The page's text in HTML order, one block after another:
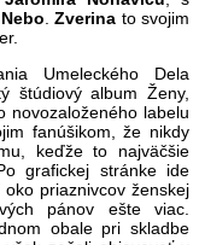
Nebo Zverina to svojim
Umeleckého Dela
štúdiový album Ženy,
novozaloženého labelu
fanúšikom, že nikdy
keďže to najväčšie
grafickej stránke ide
priaznivcov ženskej
pánov ešte viac.
obale pri skladbe